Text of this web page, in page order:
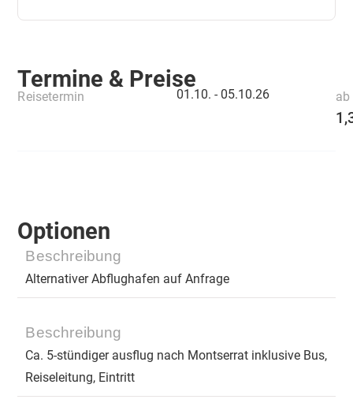
Termine & Preise
Reisetermin 01.10. - 05.10.26 ab
Optionen
Beschreibung
Alternativer Abflughafen auf Anfrage
Beschreibung
Ca. 5-stündiger ausflug nach Montserrat inklusive Bus,
Reiseleitung, Eintritt